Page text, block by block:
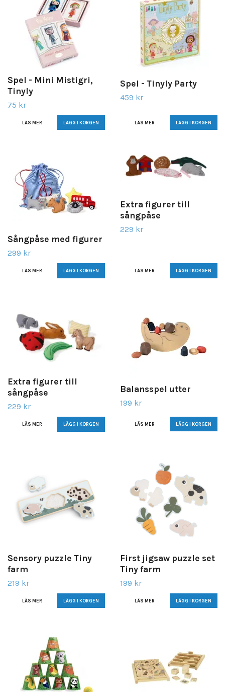
Spel - Mini Mistigri,
Tinyly
75 kr
LÄS MER
Spel - Tinyly Party
459 kr
LÄS MER
Sångpåse med figurer
299 kr
LÄS MER
Extra figurer till
sångpåse
229 kr
LÄS MER
Extra figurer till
sångpåse
229 kr
LÄS MER
Balansspel utter
199 kr
LÄS MER
Sensory puzzle Tiny
farm
219 kr
LÄS MER
First jigsaw puzzle set
Tiny farm
199 kr
LÄS MER